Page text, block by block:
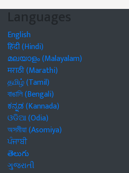
Languages
English
हिंदी (Hindi)
മലയാളം (Malayalam)
मराठी (Marathi)
தமிழ் (Tamil)
বাঙালি (Bengali)
ಕನ್ನಡ (Kannada)
ଓଡିଆ (Odia)
অসমীয়া (Asomiya)
ਪੰਜਾਬੀ
తెలుగు
ગુજરાતી